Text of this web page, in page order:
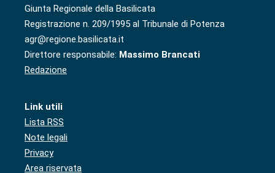
Giunta Regionale della Basilicata
Registrazione n. 209/1995 al Tribunale di Potenza
agr@regione.basilicata.it
Direttore responsabile: Massimo Brancati
Redazione
Link utili
Lista RSS
Note legali
Privacy
Area riservata